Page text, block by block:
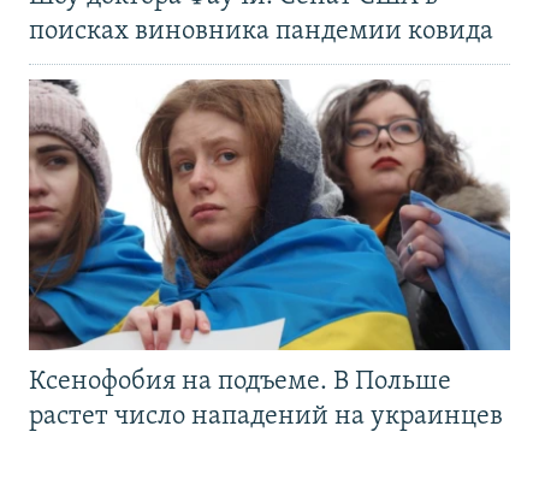
поисках виновника пандемии ковида
Ксенофобия на подъеме. В Польше
растет число нападений на украинцев